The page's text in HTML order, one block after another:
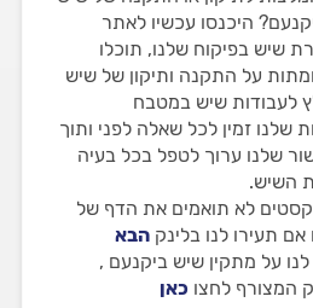
היכנסו עכשיו לאתר
שיש בפיקוח שלנו, תוכלו
על התקנה ותיקון של שיש
לעבודות שיש במטבח
שלנו זמין לכל שאלה לפני ותוך
שלנו ערוך לטפל בכל בעיה
השיש.
לא תואמים את הדף של
תעירו לנו בלינק הבא
על מתקין שיש ביקנעם ,
המצורף לחצו כאן